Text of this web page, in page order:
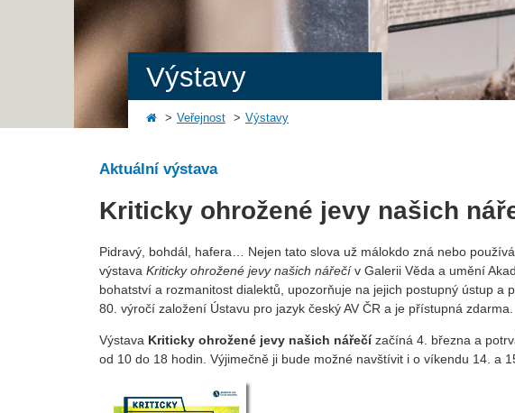
Výstavy
Veřejnost Výstavy
Aktuální výstava
Kriticky ohrožené jevy našich
Pidravý, bohdál, hafera… Nejen tato slova už málokdo zná nebo
výstava Kriticky ohrožené jevy našich nářečív Galerii Věda a umění
bohatství a rozmanitost dialektů, upozorňuje na jejich postupný ústup a
80. výročí založení Ústavu pro jazyk český AV ČR a je přístupná zdarma.
Výstava Kriticky ohrožené jevy našich nářečízačíná 4. března a
od 10 do 18 hodin. Výjimečně ji bude možné navštívit i o víkendu 14. a